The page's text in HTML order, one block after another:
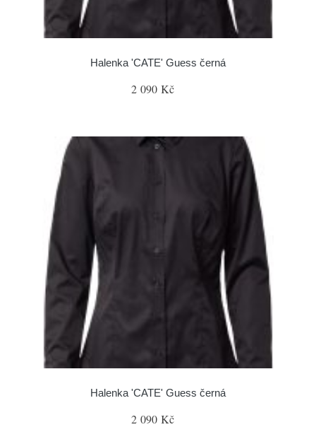
Halenka 'CATE' Guess černá
2 090 Kč
Halenka 'CATE' Guess černá
2 090 Kč